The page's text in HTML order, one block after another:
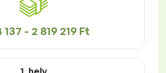
137 - 2 819 219 Ft